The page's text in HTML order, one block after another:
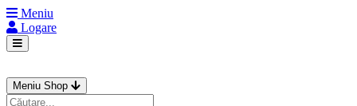
Meniu
Logare
Meniu Shop